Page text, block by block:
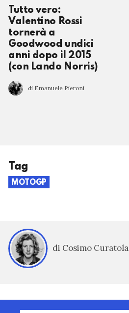
Tutto vero:
Valentino Rossi
tornerà a
Goodwood undici
anni dopo il 2015
(con Lando Norris)
di Emanuele Pieroni
Tag
MOTOGP
di Cosimo Curatola